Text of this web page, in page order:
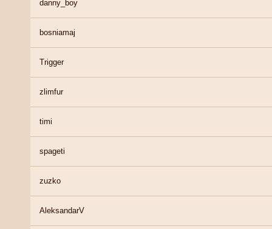
danny_boy
bosniamaj
Trigger
zlimfur
timi
spageti
zuzko
AleksandarV